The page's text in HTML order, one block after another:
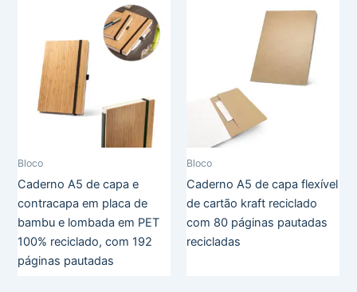
Bloco
Caderno A5 de capa e
contracapa em placa de
bambu e lombada em PET
100% reciclado, com 192
páginas pautadas
Bloco
Caderno A5 de capa flexível
de cartão kraft reciclado
com 80 páginas pautadas
recicladas